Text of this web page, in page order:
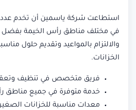
استطاعت شركة ياسمين أن تخدم عدداً
في مختلف مناطق رأس الخيمة بفضل
والالتزام بالمواعيد وتقديم حلول
الخزانات.
فريق متخصص في تنظيف
خدمة متوفرة في جميع مناطق
معدات مناسبة للخزانات